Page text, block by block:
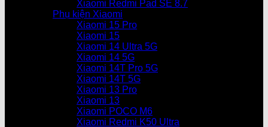
Xiaomi Redmi Pad SE 8.7
Phụ kiện Xiaomi
Xiaomi 15 Pro
Xiaomi 15
Xiaomi 14 Ultra 5G
Xiaomi 14 5G
Xiaomi 14T Pro 5G
Xiaomi 14T 5G
Xiaomi 13 Pro
Xiaomi 13
Xiaomi POCO M6
Xiaomi Redmi K50 Ultra